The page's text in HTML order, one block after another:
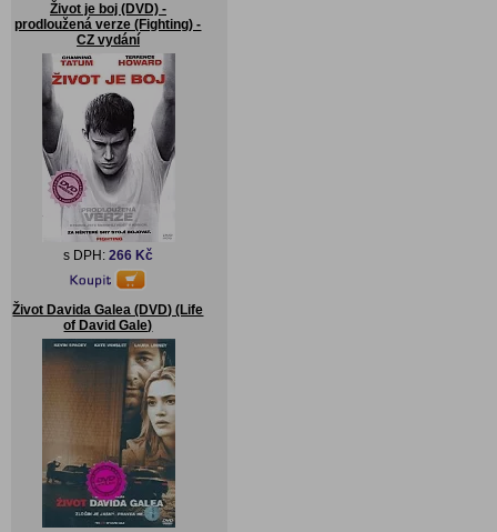
Život je boj (DVD) -
prodloužená verze (Fighting) -
CZ vydání
s DPH: 266 Kč
Život Davida Galea (DVD) (Life
of David Gale)